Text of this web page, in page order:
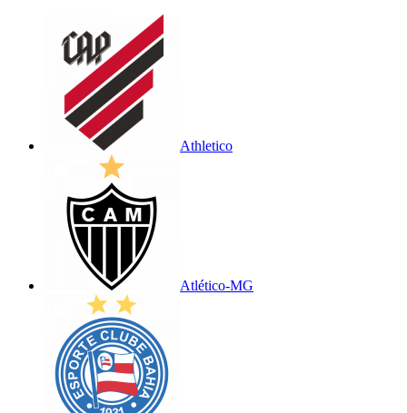
Athletico
Atlético-MG